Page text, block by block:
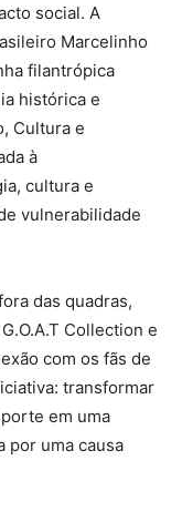
social. A
Marcelinho
filantrópica
histórica e
Cultura e
à
cultura e
vulnerabilidade
das quadras,
Collection e
com os fãs de
transformar
em uma
por uma causa